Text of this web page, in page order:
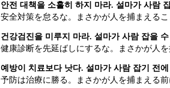
안전 대책을 소홀히 하지 마라. 설마가 사람
安全対策を怠るな。まさかが人を捕まえるこ
건강검진을 미루지 마라. 설마가 사람 잡을
健康診断を先延ばしにするな。まさかが人を
예방이 치료보다 낫다. 설마가 사람 잡기 전
予防は治療に勝る。まさかが人を捕まえる前